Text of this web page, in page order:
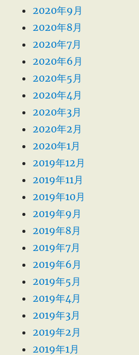
2020年9月
2020年8月
2020年7月
2020年6月
2020年5月
2020年4月
2020年3月
2020年2月
2020年1月
2019年12月
2019年11月
2019年10月
2019年9月
2019年8月
2019年7月
2019年6月
2019年5月
2019年4月
2019年3月
2019年2月
2019年1月